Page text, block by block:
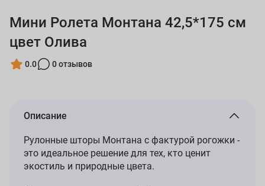
Мини Ролета Монтана 42,5*175 см
цвет Олива
0.0 0 отзывов
Описание
Рулонные шторы Монтана с фактурой рогожки -
это идеальное решение для тех, кто ценит
экостиль и природные цвета.